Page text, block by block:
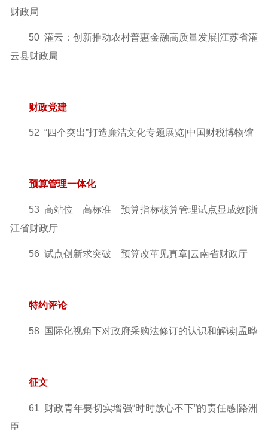
财政局
50 灌云：创新推动农村普惠金融高质量发展|江苏省灌
云县财政局
财政党建
52 “四个突出”打造廉洁文化专题展览|中国财税博物馆
预算管理一体化
53 高站位 高标准 预算指标核算管理试点显成效 |浙
江省财政厅
56 试点创新求突破 预算改革见真章|云南省财政厅
特约评论
58 国际化视角下对政府采购法修订的认识和解读|孟晔
征文
61 财政青年要切实增强“时时放心不下”的责任感|路洲
臣